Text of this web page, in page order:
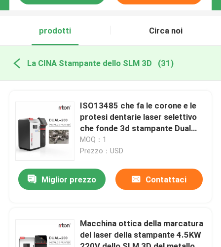
prodotti Circa noi
La CINA Stampante dello SLM 3D (31)
ISO13485 che fa le corone e le
protesi dentarie laser selettivo
che fonde 3d stampante Dual
200
MOQ：1
Prezzo：USD
Miglior prezzo Contattaci
Macchina ottica della marcatura
del laser della stampante 4.5KW